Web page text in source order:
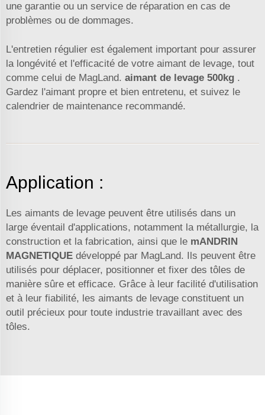
une garantie ou un service de réparation en cas de
problèmes ou de dommages.
L'entretien régulier est également important pour assurer
la longévité et l'efficacité de votre aimant de levage, tout
comme celui de MagLand. aimant de levage 500kg .
Gardez l'aimant propre et bien entretenu, et suivez le
calendrier de maintenance recommandé.
Application :
Les aimants de levage peuvent être utilisés dans un
large éventail d'applications, notamment la métallurgie, la
construction et la fabrication, ainsi que le mANDRIN
MAGNETIQUE développé par MagLand. Ils peuvent être
utilisés pour déplacer, positionner et fixer des tôles de
manière sûre et efficace. Grâce à leur facilité d'utilisation
et à leur fiabilité, les aimants de levage constituent un
outil précieux pour toute industrie travaillant avec des
tôles.